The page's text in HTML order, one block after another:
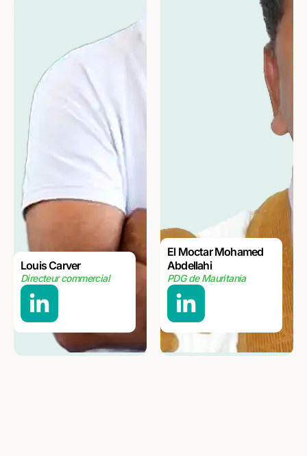
Louis Carver
Directeur commercial
El Moctar Mohamed
Abdellahi
PDG de Mauritania